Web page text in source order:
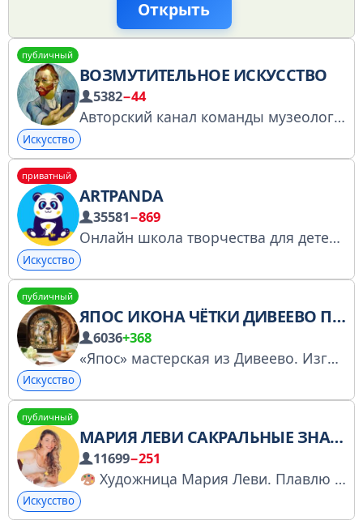
Открыть
публичный
ВОЗМУТИТЕЛЬНОЕ ИСКУССТВО
5382−44
Авторский канал команды музеологов и искусствоведов. Бранчи с лекциями и PR: @kovadia
Искусство
приватный
ARTPANDA
35581−869
Онлайн школа творчества для детей
Искусство
публичный
ЯПОС ИКОНА ЧЁТКИ ДИВЕЕВО ПРАВОСЛАВИЕ
6036+368
«Япос» мастерская из Дивеево. Изготовим икону,любой редкий лик,чётки-браслеты с молитвой. сайт http://yapos.shop -записки в Дивеевский храм бесплатно. По заказам писать https://max.ru/u/f9LHodD0cOKsusJNwCdPBgTBO9z0I0Mg0 Писать Лене @EienaAieksBut
Искусство
публичный
МАРИЯ ЛЕВИ САКРАЛЬНЫЕ ЗНАНИЯ И ТВОРЧЕСТВО
11699−251
Художница Мария Леви. Плавлю пространство как хочу.
Искусство